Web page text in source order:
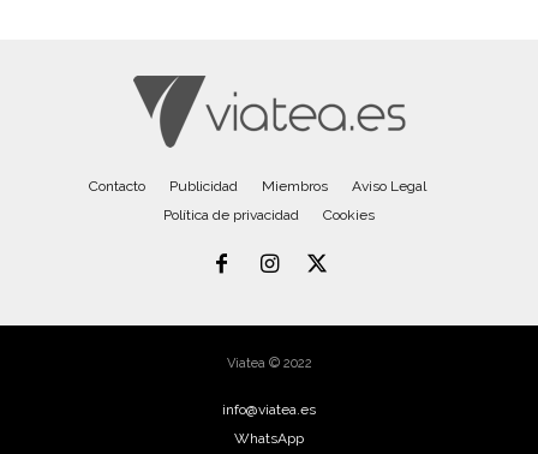
Contacto Publicidad Miembros
Aviso Legal
Política de privacidad
Cookies
Viatea © 2022
info@viatea.es
WhatsApp